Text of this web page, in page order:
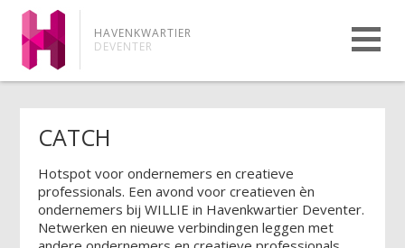
HAVENKWARTIER
DEVENTER
CATCH
Hotspot voor ondernemers en creatieve
professionals. Een avond voor creatieven èn
ondernemers bij WILLIE in Havenkwartier Deventer.
Netwerken en nieuwe verbindingen leggen met